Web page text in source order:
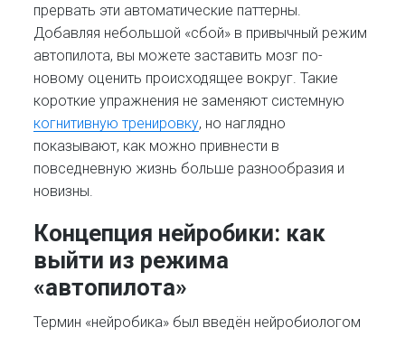
прервать эти автоматические паттерны.
Добавляя небольшой «сбой» в привычный режим
автопилота, вы можете заставить мозг по-
новому оценить происходящее вокруг. Такие
короткие упражнения не заменяют системную
когнитивную тренировку, но наглядно
показывают, как можно привнести в
повседневную жизнь больше разнообразия и
новизны.
Концепция нейробики: как
выйти из режима
«автопилота»
Термин «нейробика» был введён нейробиологом